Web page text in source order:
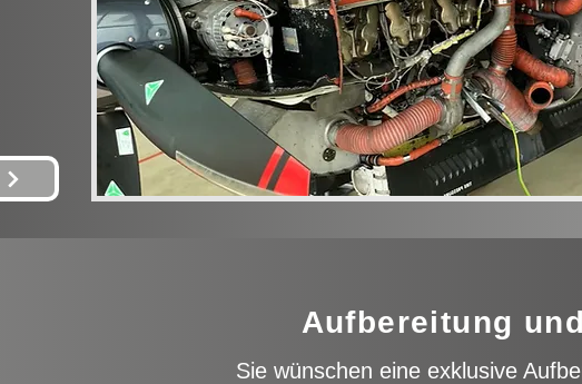
Aufbereitung
Sie wünschen eine exklusive